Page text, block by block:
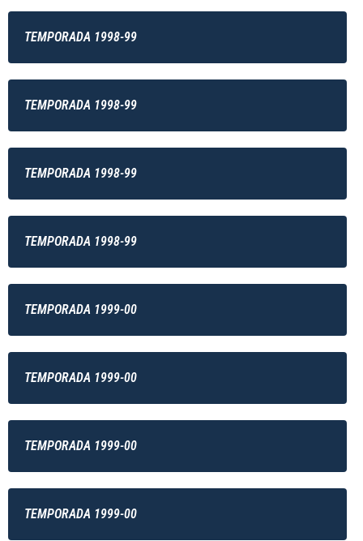
TEMPORADA 1998-99
TEMPORADA 1998-99
TEMPORADA 1998-99
TEMPORADA 1998-99
TEMPORADA 1999-00
TEMPORADA 1999-00
TEMPORADA 1999-00
TEMPORADA 1999-00